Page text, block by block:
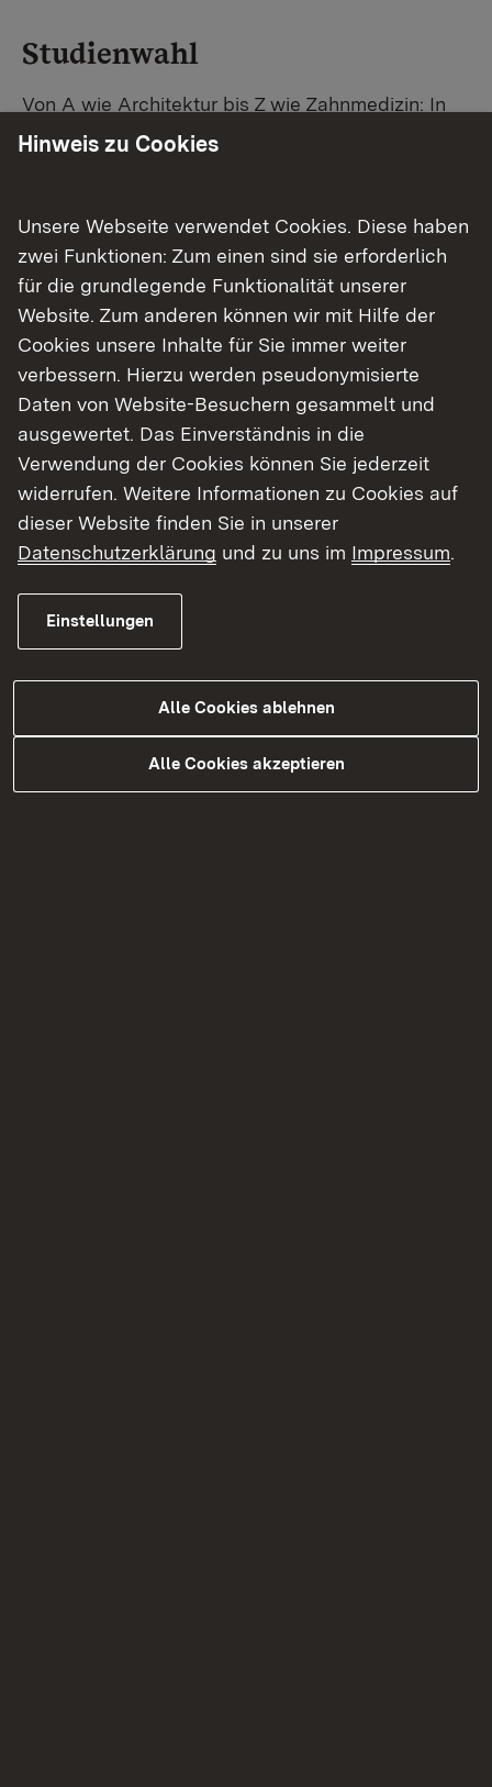
Studienwahl
Von A wie Architektur bis Z wie Zahnmedizin: In
Baden-Württemberg warten unzählige
Studiengangsuche schnell den passenden
Studienplatz. Außerdem gibt's eine Schritt-für-
Schritt-Anleitung zu deinem Traum-Studium.
Finde dein Studium in Baden-Württemberg
Hinweis zu Cookies
Unsere Webseite verwendet Cookies. Diese haben
zwei Funktionen: Zum einen sind sie erforderlich
für die grundlegende Funktionalität unserer
Website. Zum anderen können wir mit Hilfe der
Cookies unsere Inhalte für Sie immer weiter
verbessern. Hierzu werden pseudonymisierte
Daten von Website-Besuchern gesammelt und
ausgewertet. Das Einverständnis in die
Verwendung der Cookies können Sie jederzeit
widerrufen. Weitere Informationen zu Cookies auf
dieser Website finden Sie in unserer
Datenschutzerklärung und zu uns im Impressum.
Einstellungen
Alle Cookies ablehnen
Alle Cookies akzeptieren